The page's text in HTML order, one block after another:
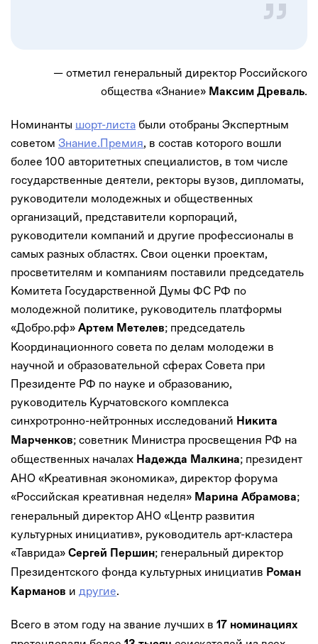
— отметил генеральный директор Российского
общества «Знание» Максим Древаль.
Номинанты шорт-листа были отобраны Экспертным
советом Знание.Премия, в состав которого вошли
более 100 авторитетных специалистов, в том числе
государственные деятели, ректоры вузов, дипломаты,
руководители молодежных и общественных
организаций, представители корпораций,
руководители компаний и другие профессионалы в
самых разных областях. Свои оценки проектам,
просветителям и компаниям поставили председатель
Комитета Государственной Думы ФС РФ по
молодежной политике, руководитель платформы
«Добро.рф» Артем Метелев; председатель
Координационного совета по делам молодежи в
научной и образовательной сферах Совета при
Президенте РФ по науке и образованию,
руководитель Курчатовского комплекса
синхротронно-нейтронных исследований Никита
Марченков; советник Министра просвещения РФ на
общественных началах Надежда Малкина; президент
АНО «Креативная экономика», директор форума
«Российская креативная неделя» Марина Абрамова;
генеральный директор АНО «Центр развития
культурных инициатив», руководитель арт-кластера
«Таврида» Сергей Першин; генеральный директор
Президентского фонда культурных инициатив Роман
Карманов и другие.
Всего в этом году на звание лучших в 17 номинациях